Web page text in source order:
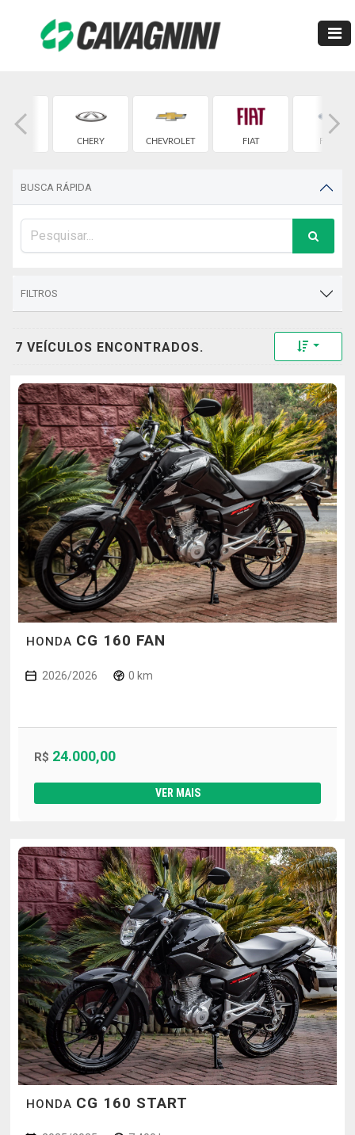
CHERY CHEVROLET FIAT FORD
BUSCA RÁPIDA
FILTROS
7 VEÍCULOS ENCONTRADOS. Toggle
HONDA CG 160 FAN
2026/2026 0 km
R$ 24.000,00
VER MAIS
HONDA CG 160 START